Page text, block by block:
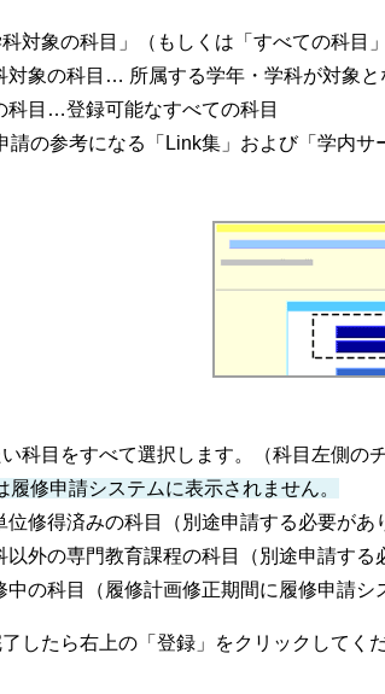
科対象の科目」（もしくは「すべての科目
の科目… 所属する学年・学科が対象と
目…登録可能なすべての科目
の参考になる「Link集」および「学内サ
い科目をすべて選択します。（科目左側の
履修申請システムに表示されません。
得済みの科目（別途申請する必要があ
の専門教育課程の科目（別途申請する
科目（履修計画修正期間に履修申請シ
了したら右上の「登録」をクリックして